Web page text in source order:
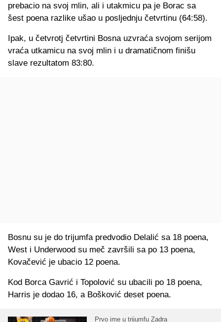
prebacio na svoj mlin, ali i utakmicu pa je Borac sa
šest poena razlike ušao u posljednju četvrtinu (64:58).
Ipak, u četvrotj četvrtini Bosna uzvraća svojom serijom
vraća utkamicu na svoj mlin i u dramatičnom finišu
slave rezultatom 83:80.
Bosnu su je do trijumfa predvodio Delalić sa 18 poena,
West i Underwood su meč završili sa po 13 poena,
Kovačević je ubacio 12 poena.
Kod Borca Gavrić i Topolović su ubacili po 18 poena,
Harris je dodao 16, a Bošković deset poena.
Prvo ime u trijumfu Zadra